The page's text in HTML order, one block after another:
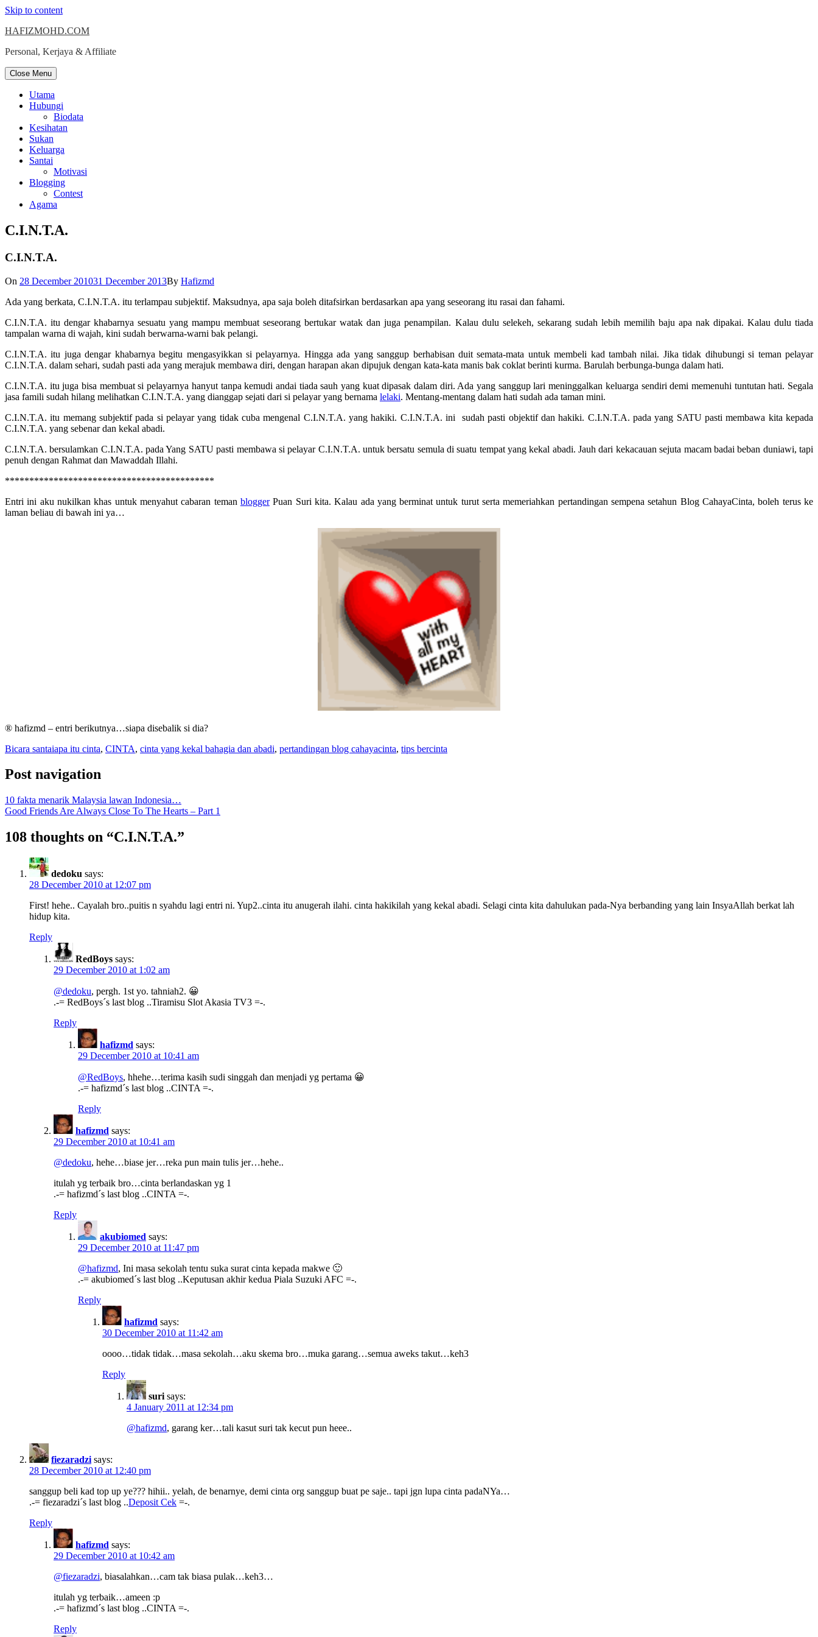
Skip to content
HAFIZMOHD.COM
Personal, Kerjaya & Affiliate
Close Menu
Utama
Hubungi
Biodata
Kesihatan
Sukan
Keluarga
Santai
Motivasi
Blogging
Contest
Agama
C.I.N.T.A.
C.I.N.T.A.
On 28 December 201031 December 2013By Hafizmd
Ada yang berkata, C.I.N.T.A. itu terlampau subjektif. Maksudnya, apa saja boleh ditafsirkan berdasarkan apa yang seseorang itu rasai dan fahami.
C.I.N.T.A. itu dengar khabarnya sesuatu yang mampu membuat seseorang bertukar watak dan juga penampilan. Kalau dulu selekeh, sekarang sudah lebih memilih baju apa nak dipakai. Kalau dulu tiada
tampalan warna di wajah, kini sudah berwarna-warni bak pelangi.
C.I.N.T.A. itu juga dengar khabarnya begitu mengasyikkan si pelayarnya. Hingga ada yang sanggup berhabisan duit semata-mata untuk membeli kad tambah nilai. Jika tidak dihubungi si teman pelayar
C.I.N.T.A. dalam sehari, sudah pasti ada yang merajuk membawa diri, dengan harapan akan dipujuk dengan kata-kata manis bak coklat berinti kurma. Barulah berbunga-bunga dalam hati.
C.I.N.T.A. itu juga bisa membuat si pelayarnya hanyut tanpa kemudi andai tiada sauh yang kuat dipasak dalam diri. Ada yang sanggup lari meninggalkan keluarga sendiri demi memenuhi tuntutan hati. Segala
jasa famili sudah hilang melihatkan C.I.N.T.A. yang dianggap sejati dari si pelayar yang bernama lelaki. Mentang-mentang dalam hati sudah ada taman mini.
C.I.N.T.A. itu memang subjektif pada si pelayar yang tidak cuba mengenal C.I.N.T.A. yang hakiki. C.I.N.T.A. ini sudah pasti objektif dan hakiki. C.I.N.T.A. pada yang SATU pasti membawa kita kepada
C.I.N.T.A. yang sebenar dan kekal abadi.
C.I.N.T.A. bersulamkan C.I.N.T.A. pada Yang SATU pasti membawa si pelayar C.I.N.T.A. untuk bersatu semula di suatu tempat yang kekal abadi. Jauh dari kekacauan sejuta macam badai beban duniawi, tapi
penuh dengan Rahmat dan Mawaddah Illahi.
*******************************************
Entri ini aku nukilkan khas untuk menyahut cabaran teman bloggerPuan Suri kita. Kalau ada yang berminat untuk turut serta memeriahkan pertandingan sempena setahun Blog CahayaCinta, boleh terus ke
laman beliau di bawah ini ya…
® hafizmd – entri berikutnya…siapa disebalik si dia?
Bicara santaiapa itu cinta, CINTA, cinta yang kekal bahagia dan abadi, pertandingan blog cahayacinta, tips bercinta
Post navigation
10 fakta menarik Malaysia lawan Indonesia…
Good Friends Are Always Close To The Hearts – Part 1
108 thoughts on “C.I.N.T.A.”
dedoku says:
28 December 2010 at 12:07 pm
First! hehe.. Cayalah bro..puitis n syahdu lagi entri ni. Yup2..cinta itu anugerah ilahi. cinta hakikilah yang kekal abadi. Selagi cinta kita dahulukan pada-Nya berbanding yang lain InsyaAllah berkat lah
hidup kita.
Reply
RedBoys says:
29 December 2010 at 1:02 am
@dedoku, pergh. 1st yo. tahniah2. 😀
.-= RedBoys´s last blog ..Tiramisu Slot Akasia TV3 =-.
Reply
hafizmd says:
29 December 2010 at 10:41 am
@RedBoys, hhehe…terima kasih sudi singgah dan menjadi yg pertama 😀
.-= hafizmd´s last blog ..CINTA =-.
Reply
hafizmd says:
29 December 2010 at 10:41 am
@dedoku, hehe…biase jer…reka pun main tulis jer…hehe..
itulah yg terbaik bro…cinta berlandaskan yg 1
.-= hafizmd´s last blog ..CINTA =-.
Reply
akubiomed says:
29 December 2010 at 11:47 pm
@hafizmd, Ini masa sekolah tentu suka surat cinta kepada makwe 🙂
.-= akubiomed´s last blog ..Keputusan akhir kedua Piala Suzuki AFC =-.
Reply
hafizmd says:
30 December 2010 at 11:42 am
oooo…tidak tidak…masa sekolah…aku skema bro…muka garang…semua aweks takut…keh3
Reply
suri says:
4 January 2011 at 12:34 pm
@hafizmd, garang ker…tali kasut suri tak kecut pun heee..
fiezaradzi says:
28 December 2010 at 12:40 pm
sanggup beli kad top up ye??? hihii.. yelah, de benarnye, demi cinta org sanggup buat pe saje.. tapi jgn lupa cinta padaNYa…
.-= fiezaradzi´s last blog ..Deposit Cek =-.
Reply
hafizmd says:
29 December 2010 at 10:42 am
@fiezaradzi, biasalahkan…cam tak biasa pulak…keh3…
itulah yg terbaik…ameen :p
.-= hafizmd´s last blog ..CINTA =-.
Reply